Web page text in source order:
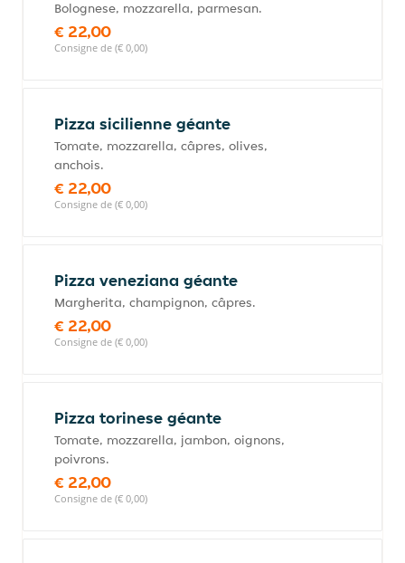
Bolognese, mozzarella, parmesan.
€ 22,00
Consigne de (€ 0,00)
Pizza sicilienne géante
Tomate, mozzarella, câpres, olives,
anchois.
€ 22,00
Consigne de (€ 0,00)
Pizza veneziana géante
Margherita, champignon, câpres.
€ 22,00
Consigne de (€ 0,00)
Pizza torinese géante
Tomate, mozzarella, jambon, oignons,
poivrons.
€ 22,00
Consigne de (€ 0,00)